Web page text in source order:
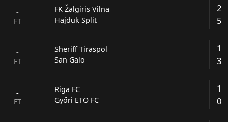
-
-
FT
FK Žalgiris Vilna
Hajduk Split
2
5
-
-
FT
Sheriff Tiraspol
San Galo
1
3
-
-
FT
Riga FC
Győri ETO FC
1
0